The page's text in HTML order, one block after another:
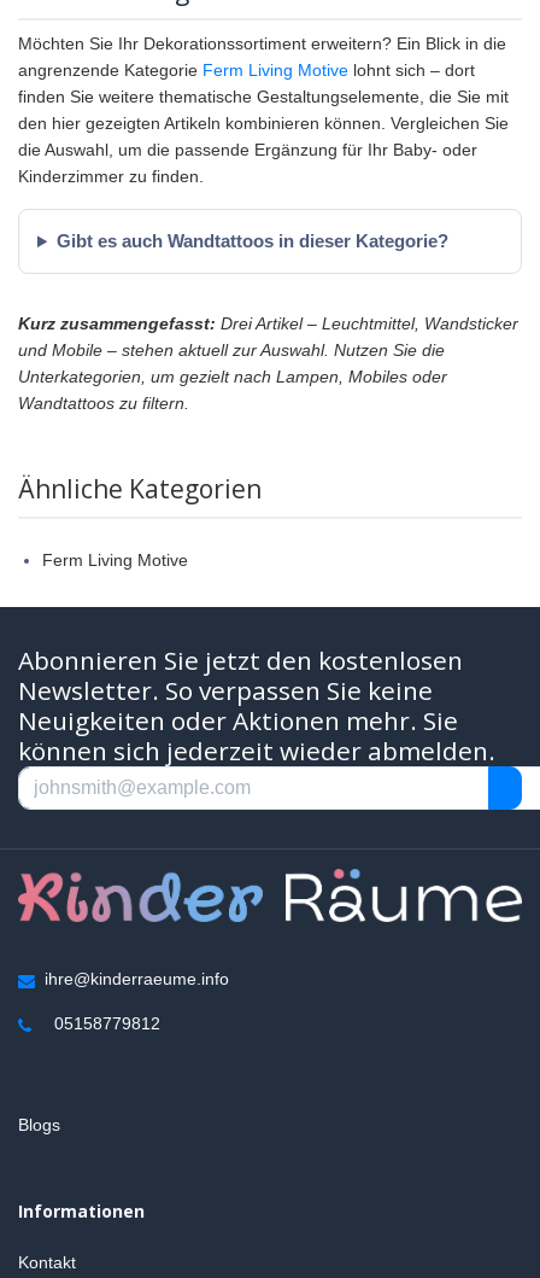
Möchten Sie Ihr Dekorationssortiment erweitern? Ein Blick in die
angrenzende Kategorie Ferm Living Motive lohnt sich – dort
finden Sie weitere thematische Gestaltungselemente, die Sie mit
den hier gezeigten Artikeln kombinieren können. Vergleichen Sie
die Auswahl, um die passende Ergänzung für Ihr Baby- oder
Kinderzimmer zu finden.
Gibt es auch Wandtattoos in dieser Kategorie?
Kurz zusammengefasst: Drei Artikel – Leuchtmittel, Wandsticker
und Mobile – stehen aktuell zur Auswahl. Nutzen Sie die
Unterkategorien, um gezielt nach Lampen, Mobiles oder
Wandtattoos zu filtern.
Ähnliche Kategorien
Ferm Living Motive
Abonnieren Sie jetzt den kostenlosen
Newsletter. So verpassen Sie keine
Neuigkeiten oder Aktionen mehr. Sie
können sich jederzeit wieder abmelden.
ihre@kinderraeume.info
05158779812
Blogs
Informationen
Kontakt